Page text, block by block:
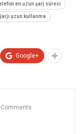
en uzun şarj süresi
uzun kullanma
Google+
Comments